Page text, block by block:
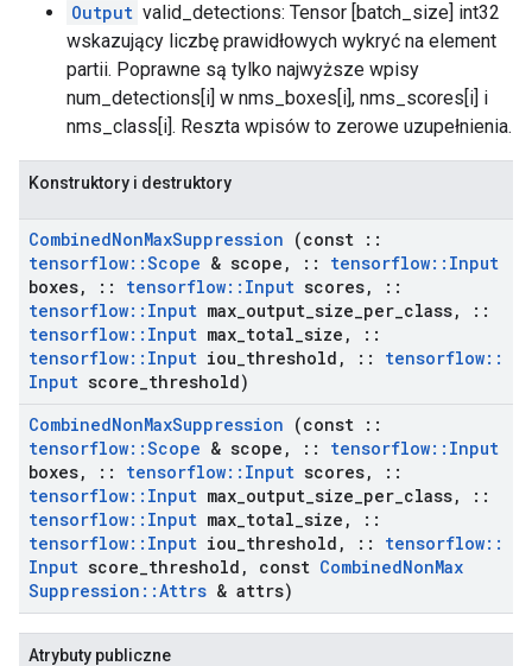
Output valid_detections: Tensor [batch_size] int32
wskazujący liczbę prawidłowych wykryć na element
partii. Poprawne są tylko najwyższe wpisy
num_detections[i] w nms_boxes[i], nms_scores[i] i
nms_class[i]. Reszta wpisów to zerowe uzupełnienia.
Konstruktory i destruktory
CombinedNonMaxSuppression (const ::
tensorflow::Scope & scope , :: tensorflow:: Input
boxes, :: tensorflow:: Input scores,
::
tensorflow:: Input max output size per class,
::
tensorflow:: Input max total size ,
::
tensorflow:: Input iou threshold , :: tensorflow::
Input score threshold)
CombinedNonMaxSuppression (const ::
tensorflow::Scope & scope , :: tensorflow:: Input
boxes, :: tensorflow:: Input scores,
::
tensorflow:: Input max output size per class,
::
tensorflow:: Input max total size ,
::
tensorflow:: Input iou threshold , :: tensorflow::
Input score threshold , const CombinedNonMax
Suppression ::Attrs & attrs)
Atrybuty publiczne